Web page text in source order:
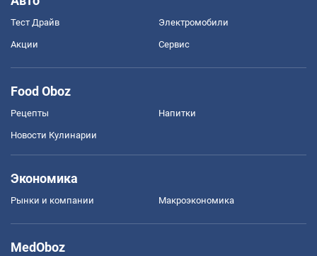
Тест Драйв Электромобили
Акции Сервис
Food Oboz
Рецепты Напитки
Новости Кулинарии
Экономика
Рынки и компании Mакроэкономика
MedOboz